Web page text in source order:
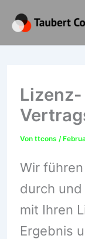
Zum
Inhalt
Von ttcons /
Wir
durch
mit Ihren
Ergebnis